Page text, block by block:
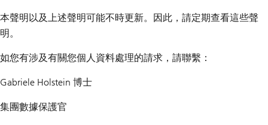
本聲明以及上述聲明可能不時更新。因此，請定期查看這些聲
明。
如您有涉及有關您個人資料處理的請求，請聯繫：
Gabriele Holstein 博士
集團數據保護官